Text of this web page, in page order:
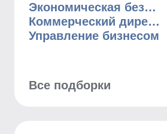
Экономическая безопасность
Коммерческий директор
Управление бизнесом
Все подборки